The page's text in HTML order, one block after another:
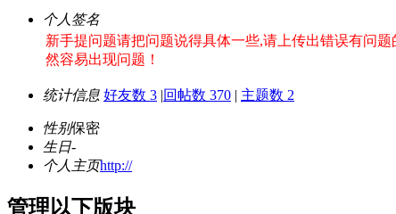
个人签名
新手提问题请把问题说得具体一些,请上传出错误有问
然容易出现问题！
统计信息 好友数 3 |回帖数 370 | 主题数 2
性别保密
生日-
个人主页http://
管理以下版块